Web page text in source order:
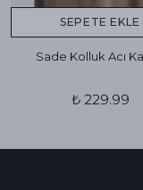
SEPETE EKLE
Sade Kolluk Acı
₺ 229.99